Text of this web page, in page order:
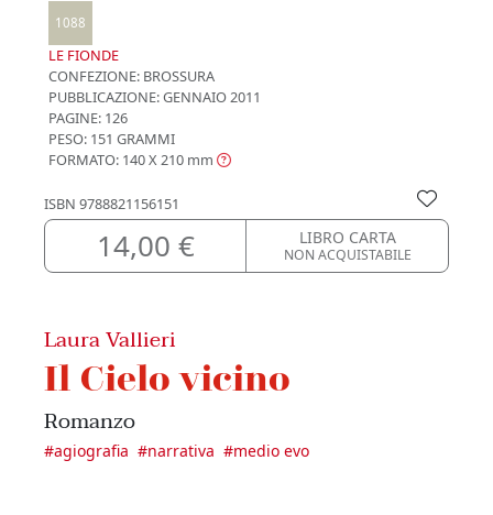
1088
LE FIONDE
CONFEZIONE: BROSSURA
PUBBLICAZIONE:GENNAIO 2011
PAGINE: 126
PESO: 151 GRAMMI
FORMATO: 140 X 210 mm
ISBN 9788821156151
14,00 € LIBRO CARTA
NON ACQUISTABILE
Laura Vallieri
Il Cielo vicino
Romanzo
#agiografia #narrativa #medio evo